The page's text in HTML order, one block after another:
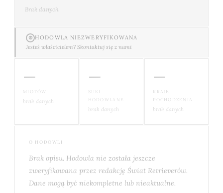
Brak danych
HODOWLA NIEZWERYFIKOWANA
Jesteś właścicielem? Skontaktuj się z nami
—
MIOTÓW
brak danych
—
SUKI
HODOWLANE
brak danych
—
KRAJE
POCHODZENIA
brak danych
O HODOWLI
Brak opisu. Hodowla nie została jeszcze
zweryfikowana przez redakcję Świat Retrieverów.
Dane mogą być niekompletne lub nieaktualne.